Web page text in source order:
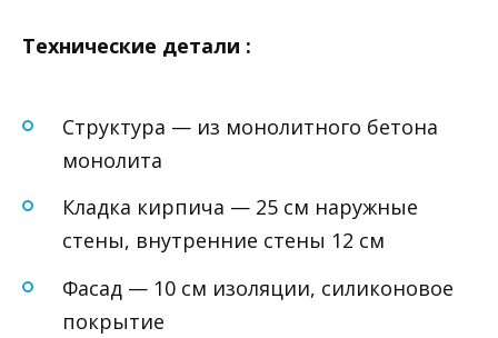
Технические детали :
Структура — из монолитного бетона
монолита
Кладка кирпича — 25 см наружные
стены, внутренние стены 12 см
Фасад — 10 см изоляции, силиконовое
покрытие